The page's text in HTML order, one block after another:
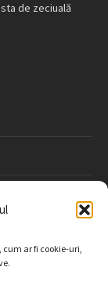
cum ar fi cookie-uri,
de zeciuală